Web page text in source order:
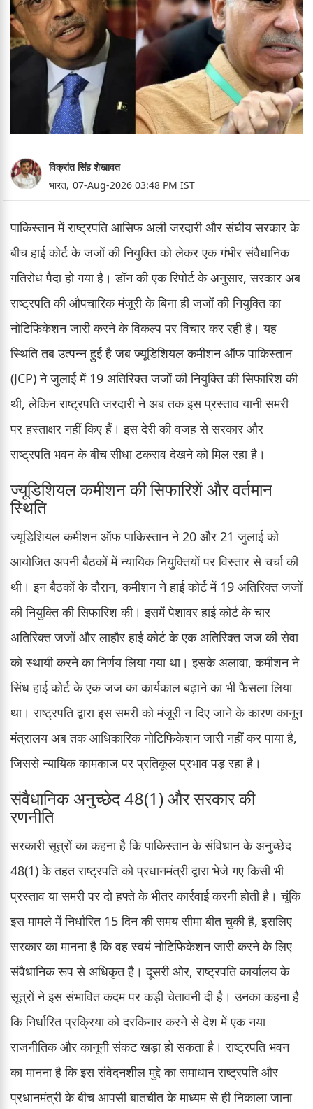
विक्रांत सिंह शेखावत
भारत, 07-Aug-2026 03:48 PM IST
पाकिस्तान में राष्ट्रपति आसिफ अली जरदारी और संघीय सरकार के
बीच हाई कोर्ट के जजों की नियुक्ति को लेकर एक गंभीर संवैधानिक
गतिरोध पैदा हो गया है। डॉन की एक रिपोर्ट के अनुसार, सरकार अब
राष्ट्रपति की औपचारिक मंजूरी के बिना ही जजों की नियुक्ति का
नोटिफिकेशन जारी करने के विकल्प पर विचार कर रही है। यह
स्थिति तब उत्पन्न हुई है जब ज्यूडिशियल कमीशन ऑफ पाकिस्तान
(JCP) ने जुलाई में 19 अतिरिक्त जजों की नियुक्ति की सिफारिश की
थी, लेकिन राष्ट्रपति जरदारी ने अब तक इस प्रस्ताव यानी समरी
पर हस्ताक्षर नहीं किए हैं। इस देरी की वजह से सरकार और
राष्ट्रपति भवन के बीच सीधा टकराव देखने को मिल रहा है।
ज्यूडिशियल कमीशन की सिफारिशें और वर्तमान
स्थिति
ज्यूडिशियल कमीशन ऑफ पाकिस्तान ने 20 और 21 जुलाई को
आयोजित अपनी बैठकों में न्यायिक नियुक्तियों पर विस्तार से चर्चा की
थी। इन बैठकों के दौरान, कमीशन ने हाई कोर्ट में 19 अतिरिक्त जजों
की नियुक्ति की सिफारिश की। इसमें पेशावर हाई कोर्ट के चार
अतिरिक्त जजों और लाहौर हाई कोर्ट के एक अतिरिक्त जज की सेवा
को स्थायी करने का निर्णय लिया गया था। इसके अलावा, कमीशन ने
सिंध हाई कोर्ट के एक जज का कार्यकाल बढ़ाने का भी फैसला लिया
था। राष्ट्रपति द्वारा इस समरी को मंजूरी न दिए जाने के कारण कानून
मंत्रालय अब तक आधिकारिक नोटिफिकेशन जारी नहीं कर पाया है,
जिससे न्यायिक कामकाज पर प्रतिकूल प्रभाव पड़ रहा है।
संवैधानिक अनुच्छेद 48(1) और सरकार की
रणनीति
सरकारी सूत्रों का कहना है कि पाकिस्तान के संविधान के अनुच्छेद
48(1) के तहत राष्ट्रपति को प्रधानमंत्री द्वारा भेजे गए किसी भी
प्रस्ताव या समरी पर दो हफ्ते के भीतर कार्रवाई करनी होती है। चूंकि
इस मामले में निर्धारित 15 दिन की समय सीमा बीत चुकी है, इसलिए
सरकार का मानना है कि वह स्वयं नोटिफिकेशन जारी करने के लिए
संवैधानिक रूप से अधिकृत है। दूसरी ओर, राष्ट्रपति कार्यालय के
सूत्रों ने इस संभावित कदम पर कड़ी चेतावनी दी है। उनका कहना है
कि निर्धारित प्रक्रिया को दरकिनार करने से देश में एक नया
राजनीतिक और कानूनी संकट खड़ा हो सकता है। राष्ट्रपति भवन
का मानना है कि इस संवेदनशील मुद्दे का समाधान राष्ट्रपति और
प्रधानमंत्री के बीच आपसी बातचीत के माध्यम से ही निकाला जाना